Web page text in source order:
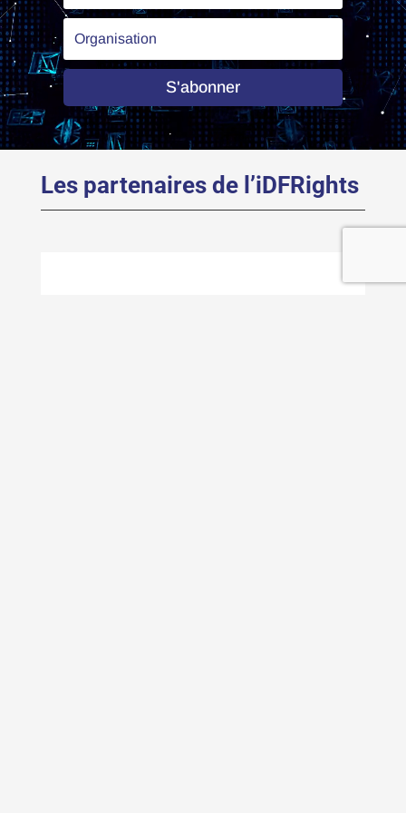
S'abonner
Les partenaires de l’iDFRights